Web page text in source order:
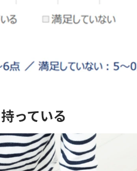
っている